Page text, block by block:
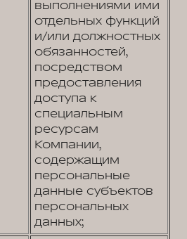
выполнениями ими
отдельных функций
и/или должностных
обязанностей,
посредством
предоставления
доступа к
специальным
ресурсам
Компании,
содержащим
персональные
данные субъектов
персональных
данных;